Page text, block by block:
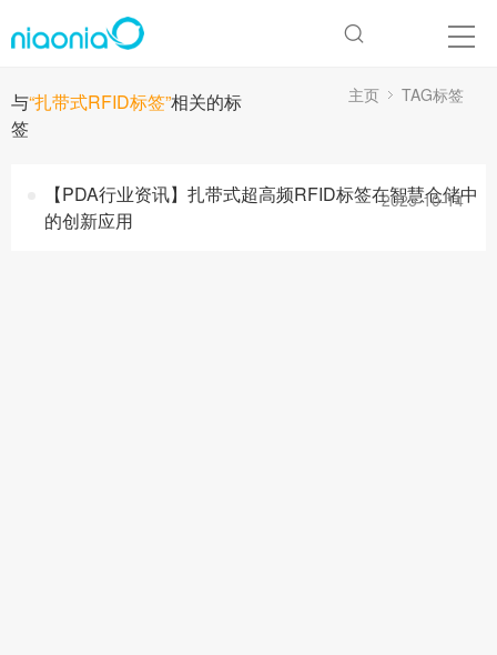
与“扎带式RFID标签”相关的标
签
主页 TAG标签
【PDA行业资讯】扎带式超高频RFID标签在智慧仓储中
的创新应用
2025-10-14